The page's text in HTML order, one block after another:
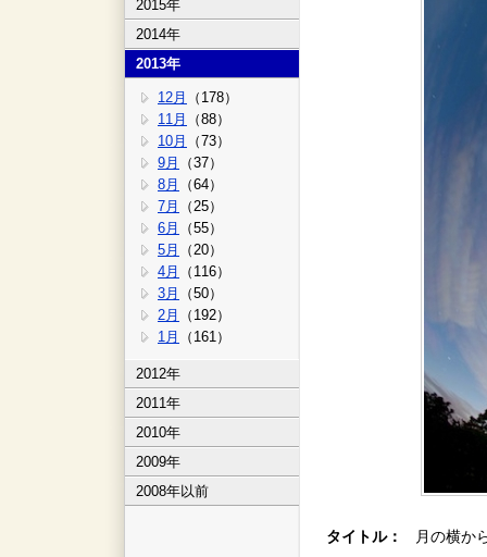
2015年
2014年
2013年
12月
（178）
11月
（88）
10月
（73）
9月
（37）
8月
（64）
7月
（25）
6月
（55）
5月
（20）
4月
（116）
3月
（50）
2月
（192）
1月
（161）
2012年
2011年
2010年
2009年
2008年以前
タイトル：
月の横か